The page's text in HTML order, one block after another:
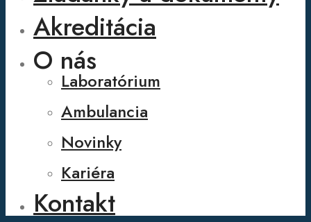
Akreditácia
O nás
Laboratórium
Ambulancia
Novinky
Kariéra
Kontakt